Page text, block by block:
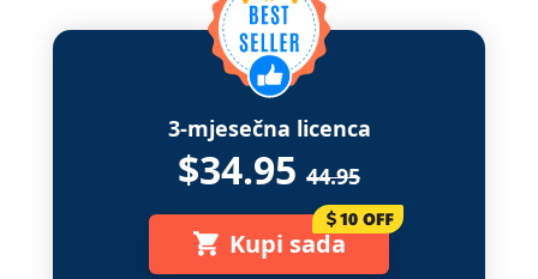
3-mjesečna licenca
$34.95 44.95
Kupi sada